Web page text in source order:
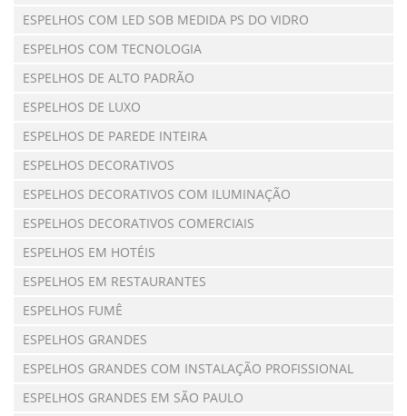
ESPELHOS COM LED SOB MEDIDA PS DO VIDRO
ESPELHOS COM TECNOLOGIA
ESPELHOS DE ALTO PADRÃO
ESPELHOS DE LUXO
ESPELHOS DE PAREDE INTEIRA
ESPELHOS DECORATIVOS
ESPELHOS DECORATIVOS COM ILUMINAÇÃO
ESPELHOS DECORATIVOS COMERCIAIS
ESPELHOS EM HOTÉIS
ESPELHOS EM RESTAURANTES
ESPELHOS FUMÊ
ESPELHOS GRANDES
ESPELHOS GRANDES COM INSTALAÇÃO PROFISSIONAL
ESPELHOS GRANDES EM SÃO PAULO